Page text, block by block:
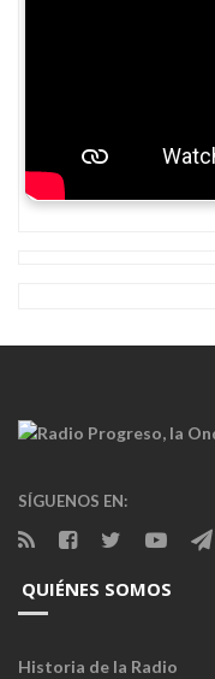
SÍGUENOS EN:
QUIÉNES SOMOS
Historia de la Radio